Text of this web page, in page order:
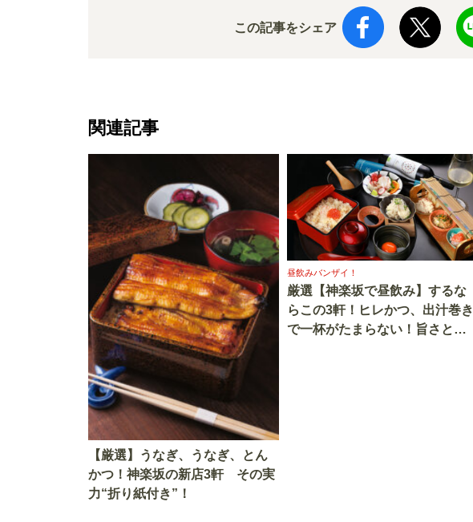
この記事をシェア
関連記事
【厳選】うなぎ、うなぎ、とん
かつ！神楽坂の新店3軒 その実
力“折り紙付き”！
昼飲みバンザイ！
厳選【神楽坂で昼飲み】するな
らこの3軒！ヒレかつ、出汁巻き
で一杯がたまらない！旨さとコ